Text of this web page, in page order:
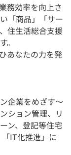
務効率を向上さ
「商品」「サー
住生活総合支援
。
あなたの力を発
企業をめざす〜
ション管理、リ
ン、登記等住宅
IT化推進」に